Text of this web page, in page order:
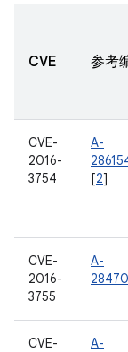
CVE 参考
CVE-
2016-
3754
A-
[2]
CVE-
2016-
3755
A-
CVE-
A-